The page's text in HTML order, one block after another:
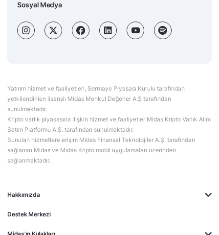
Hakkımızda
Destek Merkezi
Sosyal Medya
Yatırım hizmet ve faaliyetleri, Sermaye Piyasası Kurulu tarafından
yetkilendirilen lisanslı Midas Menkul Değerler A.Ş tarafından
sunulmaktadır.
Kripto varlık piyasasına ilişkin hizmet ve faaliyetler Midas Kripto Varlık Alım
Satım Platformu A.Ş. tarafından sunulmaktadır.
Sunulan hizmetlere erişim Midas Finansal Teknolojiler A.Ş. tarafından
sağlanan Midas ve Midas Kripto mobil uygulamaları üzerinden
sağlanmaktadır.